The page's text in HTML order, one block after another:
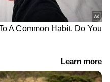
വിദ്യാഭ്യാസ
സ്ഥാപനങ്ങൾക്കും നാളെ
അവധി പ്രഖ്യാപിച്ചു